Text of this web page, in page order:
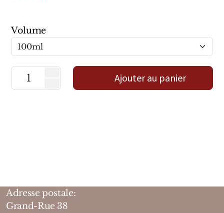
Volume
Ajouter au panier
Adresse postale:
Grand-Rue 38
Marques Néerlandaises
Pure Distance
Marques Anglaises
Pour Lui